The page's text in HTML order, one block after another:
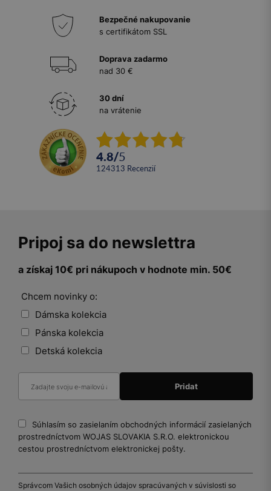
Bezpečné nakupovanie
s certifikátom SSL
Doprava zadarmo
nad 30 €
30 dní
na vrátenie
4.8/5
124313 recenzií
Pripoj sa do newslettra
a získaj 10€ pri nákupoch v hodnote min. 50€
Chcem novinky o:
Dámska kolekcia
Pánska kolekcia
Detská kolekcia
Súhlasím so zasielaním obchodných informácií zasielaných
prostredníctvom WOJAS SLOVAKIA S.R.O. elektronickou
cestou prostredníctvom elektronickej pošty.
Správcom Vašich osobných údajov spracúvaných v súvislosti so